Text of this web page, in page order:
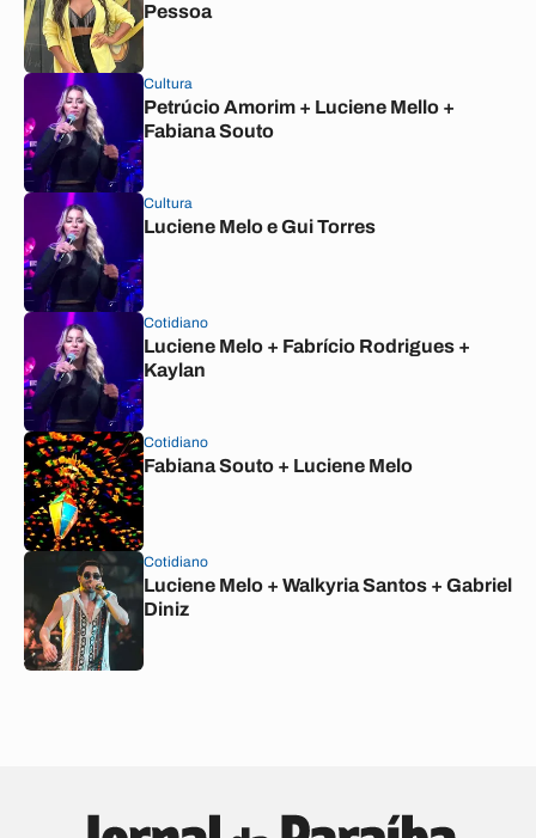
Pessoa
Cultura
Petrúcio Amorim + Luciene Mello +
Fabiana Souto
Cultura
Luciene Melo e Gui Torres
Cotidiano
Luciene Melo + Fabrício Rodrigues +
Kaylan
Cotidiano
Fabiana Souto + Luciene Melo
Cotidiano
Luciene Melo + Walkyria Santos + Gabriel
Diniz